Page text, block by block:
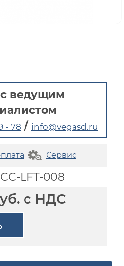
с ведущим
- 78 / info@vegasd.ru
Сервис
LFT-008
с НДС